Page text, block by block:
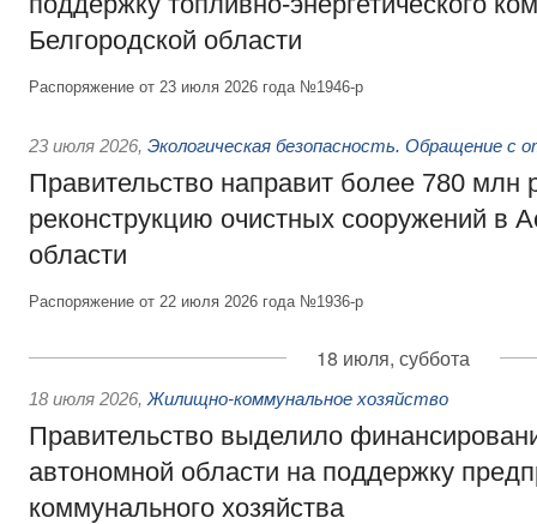
Белгородской области
Распоряжение от 23 июля 2026 года №1946-р
23 июля 2026, Экологическая безопасность. Обращение с
Правительство направит более 780 млн
реконструкцию очистных сооружений в
области
Распоряжение от 22 июля 2026 года №1936-р
18 июля, суббота
18 июля 2026, Жилищно-коммунальное хозяйство
Правительство выделило
автономной области на поддержку
коммунального хозяйства